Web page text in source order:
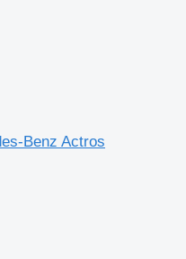
Benz Actros